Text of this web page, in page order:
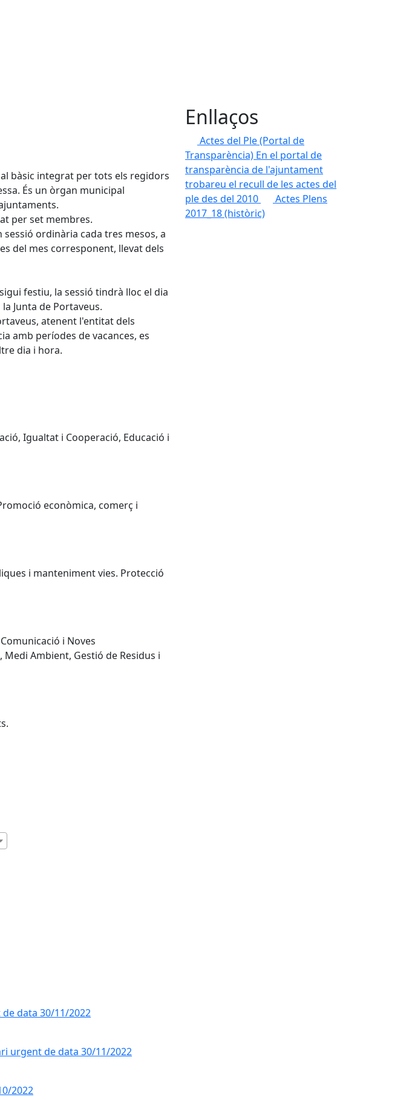
bàsic integrat per tots els regidors
És un òrgan municipal
per set membres.
ordinària cada tres mesos, a
del mes corresponent, llevat dels
festiu, la sessió tindrà lloc el dia
Junta de Portaveus.
atenent l'entitat dels
amb períodes de vacances, es
dia i hora.
Igualtat i Cooperació, Educació i
econòmica, comerç i
i manteniment vies. Protecció
i Noves
Ambient, Gestió de Residus i
data 30/11/2022
urgent de data 30/11/2022
2022
Enllaços
Actes del Ple (Portal de
Transparència) En el portal de
transparència de l'ajuntament
trobareu el recull de les actes del
ple des del 2010
Actes Plens
2017_18 (històric)